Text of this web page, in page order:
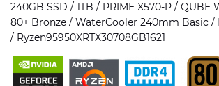
Дополнительно
RGB-подсветка
Разблокированный множитель
240GB SSD / 1TB / PRIME X570-P / QUBE
80+ Bronze / WaterCooler 240mm Basic
/ Ryzen95950XRTX30708GB1621